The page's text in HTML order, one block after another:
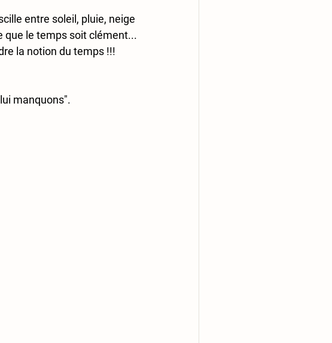
entre soleil, pluie, neige
que le temps soit clément...
la notion du temps !!!
manquons".